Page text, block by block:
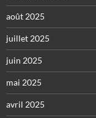
août 2025
juillet 2025
juin 2025
mai 2025
avril 2025